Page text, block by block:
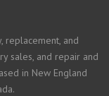
replacement, and
sales, and repair and
in New England